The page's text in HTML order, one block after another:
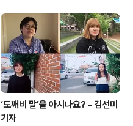
‘도깨비 말’을 아시나요? - 김선미
기자